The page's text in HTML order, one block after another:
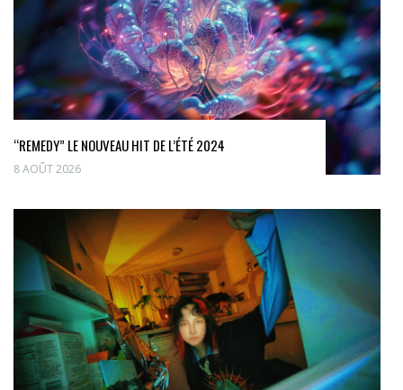
“REMEDY” LE NOUVEAU HIT DE L’ÉTÉ 2024
8 AOÛT 2026